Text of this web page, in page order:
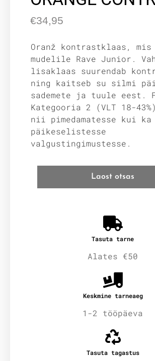
€34,95
Oranž kontrastklaas, mis
mudelile Rave Junior.
lisaklaas suurendab
ning kaitseb su silmi
sademete ja tuule
Kategooria 2 (VLT 18-
nii pimedamatesse kui ka
päikeselistesse
valgustingimustesse.
Laost otsas
Tasuta tarne
Alates €50
Keskmine tarneaeg
1-2 tööpäeva
Tasuta tagastus